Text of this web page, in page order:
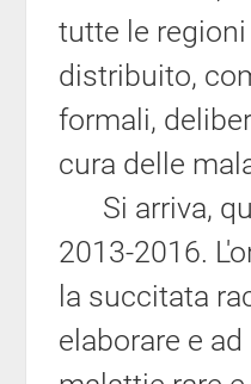
tutte le
distribuito,
formali,
cura delle
Si arriva,
2013-2016.
la succitata
elaborare e